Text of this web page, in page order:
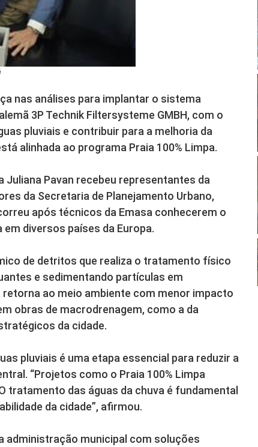
nas análises para implantar o sistema
3P Technik Filtersysteme GMBH, com o
pluviais e contribuir para a melhoria da
alinhada ao programa Praia 100% Limpa.
Pavan recebeu representantes da
da Secretaria de Planejamento Urbano,
após técnicos da Emasa conhecerem o
diversos países da Europa.
de detritos que realiza o tratamento físico
e sedimentando partículas em
ao meio ambiente com menor impacto
obras de macrodrenagem, como a da
da cidade.
pluviais é uma etapa essencial para reduzir a
“Projetos como o Praia 100% Limpa
tratamento das águas da chuva é fundamental
da cidade”, afirmou.
administração municipal com soluções